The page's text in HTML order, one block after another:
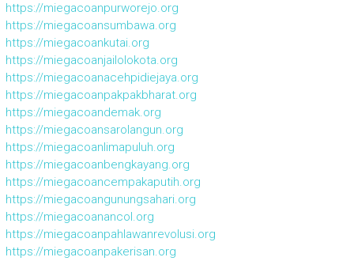
https://miegacoanpurworejo.org
https://miegacoansumbawa.org
https://miegacoankutai.org
https://miegacoanjailolokota.org
https://miegacoanacehpidiejaya.org
https://miegacoanpakpakbharat.org
https://miegacoandemak.org
https://miegacoansarolangun.org
https://miegacoanlimapuluh.org
https://miegacoanbengkayang.org
https://miegacoancempakaputih.org
https://miegacoangunungsahari.org
https://miegacoanancol.org
https://miegacoanpahlawanrevolusi.org
https://miegacoanpakerisan.org